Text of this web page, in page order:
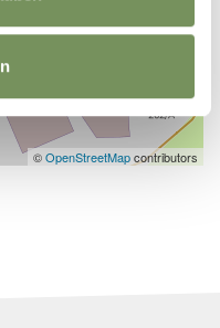
©OpenStreetMapcontributors